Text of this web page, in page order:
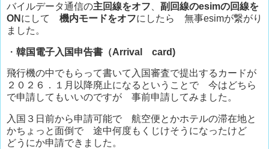
バイルデータ通信の主回線をオフ
副回線のesimの回線を
ON にして 機内モードをオフにしたら 無事esimが繋がり
ました。
・ 韓国電子入国申告書（Arrival card)
飛行機の中でもらって書いて入国審査で提出するカードが
２０２６．１月以降廃止になるということで 今はどちら
で申請してもいいのですが 事前申請してみました。
入国３日前から申請可能で 航空便とかホテルの滞在地と
かちょっと面倒で 途中何度もくじけそうになったけど
どうにか申請できました。